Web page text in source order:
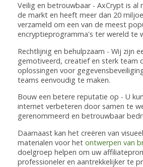
Veilig en betrouwbaar - AxCrypt is al
de markt en heeft meer dan 20
verzameld om een van de meest
encryptieprogramma's ter wereld te
Rechtlijnig en behulpzaam - Wij zijn
gemotiveerd, creatief en sterk team
oplossingen voor
teams eenvoudig te maken.
Bouw een betere reputatie op - U
internet verbeteren door samen te
gerenommeerd en betrouwbaar
Daarnaast kan het creëren van
materialen voor het ontwerpen van
doelgroep helpen om uw
professioneler en aantrekkelijker te